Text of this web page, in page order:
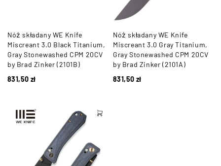
Nóż składany WE Knife
Miscreant 3.0 Black Titanium,
Gray Stonewashed CPM 20CV
by Brad Zinker (2101B)
831,50 zł
Nóż składany WE Knife
Miscreant 3.0 Gray Titanium,
Gray Stonewashed CPM 20CV
by Brad Zinker (2101A)
831,50 zł